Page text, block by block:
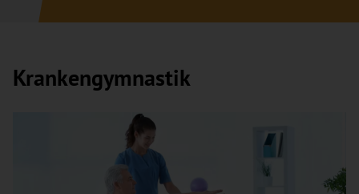
Krankengymnastik